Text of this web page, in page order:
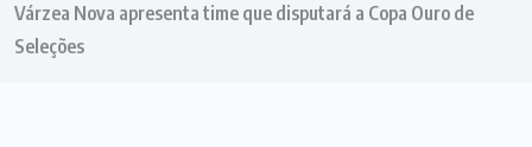
Várzea Nova apresenta time que disputará a Copa Ouro de
Seleções